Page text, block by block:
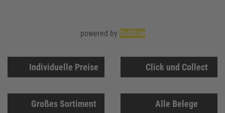
Individuelle Preise Click und Collect
Großes Sortiment Alle Belege
powered by SellSite